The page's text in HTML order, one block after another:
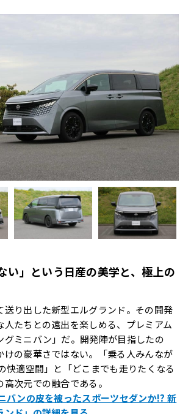
い」という日産の美学と、極上の
送り出した新型エルグランド。その開発
人たちとの遠出を楽しめる、プレミアム
グミニバン」だ。開発陣が目指したの
けの豪華さではない。「乗る人みんなが
快適空間」と「どこまでも走りたくなる
次元での融合である。
バンの皮を被ったスポーツセダンか!? 新